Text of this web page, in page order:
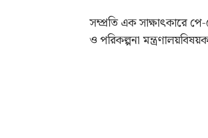
সম্প্রতি এক সাক্ষাৎকারে পে-
ও পরিকল্পনা